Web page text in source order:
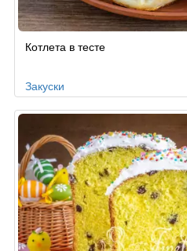
Котлета в тесте
Закуски